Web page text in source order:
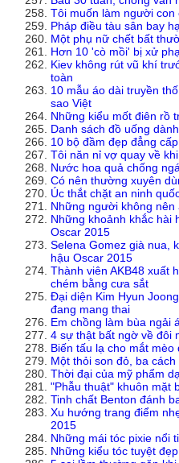
Tôi muốn làm người con
Pháp điều tàu sân bay
Một phụ nữ chết bất
Hơn 10 'cò mồi' bị xử
Kiev không rút vũ khí
toàn
10 mẫu áo dài truyền
sao Việt
Những kiểu mốt điên rồ
Danh sách đồ uống
10 bộ đầm đẹp đẳng
Tôi năn nỉ vợ quay về
Nước hoa quả chống
Có nên thường xuyên
Úc thắt chặt an ninh
Những người không nên
Những khoảnh khắc hài
Oscar 2015
Selena Gomez già nua,
hậu Oscar 2015
Thành viên AKB48 xuất
chém bằng cưa sắt
Đại diện Kim Hyun
đang mang thai
Em chồng làm bùa ngải
4 sự thật bất ngờ về đôi
Biến tấu lạ cho mắt mèo
Một thỏi son đỏ, ba cách
Thời đại của mỹ phẩm
"Phẫu thuật" khuôn mặt
Tinh chất Benton đánh
Xu hướng trang điểm
2015
Những mái tóc pixie nổi
Những kiểu tóc tuyệt